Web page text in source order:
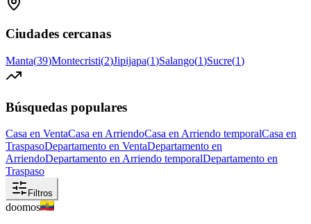
Ciudades cercanas
Manta(39)Montecristi(2)Jipijapa(1)Salango(1)Sucre(1)
Búsquedas populares
Casa en VentaCasa en ArriendoCasa en Arriendo temporalCasa en
TraspasoDepartamento en VentaDepartamento en
ArriendoDepartamento en Arriendo temporalDepartamento en
Traspaso
Filtros
doomos